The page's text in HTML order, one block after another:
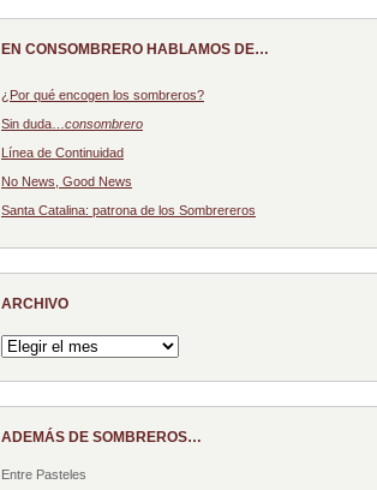
EN CONSOMBRERO HABLAMOS DE…
¿Por qué encogen los sombreros?
Sin duda… consombrero
Línea de Continuidad
No News, Good News
Santa Catalina: patrona de los Sombrereros
ARCHIVO
Archivo
ADEMÁS DE SOMBREROS…
Entre Pasteles